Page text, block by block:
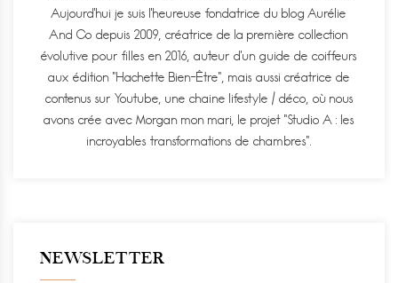
Aujourd'hui je suis l'heureuse fondatrice du blog Aurélie
And Co depuis 2009, créatrice de la première collection
évolutive pour filles en 2016, auteur d'un guide de coiffeurs
aux édition "Hachette Bien-Être", mais aussi créatrice de
contenus sur Youtube, une chaine lifestyle / déco, où nous
avons crée avec Morgan mon mari, le projet "Studio A : les
incroyables transformations de chambres".
NEWSLETTER